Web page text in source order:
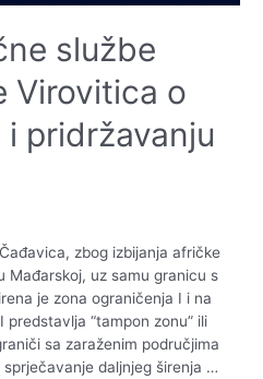
službe
Virovitica o
pridržavanju
zbog izbijanja afričke
Mađarskoj, uz samu granicu s
je zona ograničenja I i na
“tampon zonu” ili
sa zaraženim područjima
daljnjeg širenja …